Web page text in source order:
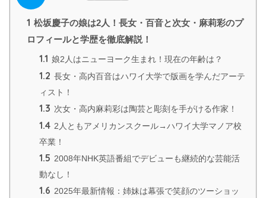
1 松坂慶子の娘は2人！長女・百音と次女・麻莉彩のプ
ロフィールと学歴を徹底解説！
1.1 娘2人はニューヨーク生まれ！現在の年齢は？
1.2 長女・高内百音はハワイ大学で版画を学んだアーテ
ィスト！
1.3 次女・高内麻莉彩は陶芸と彫刻を手がける作家！
1.4 2人ともアメリカンスクール→ハワイ大学マノア校
卒業！
1.5 2008年NHK英語番組でデビューも継続的な芸能活
動なし！
1.6 2025年最新情報：姉妹は幕張で笑顔のツーショッ